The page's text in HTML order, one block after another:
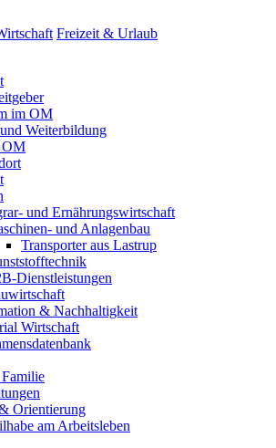
Freizeit & Urlaub
im OM
Weiterbildung
OM
und Ernährungswirtschaft
und Anlagenbau
Transporter aus Lastrup
Dienstleistungen
& Nachhaltigkeit
Wirtschaft
Orientierung
am Arbeitsleben